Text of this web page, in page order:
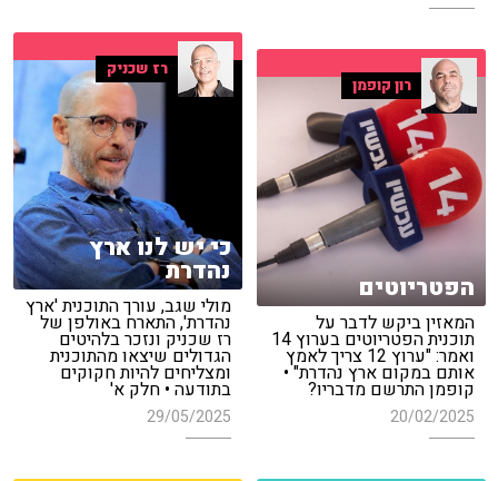
רז שכניק
כי יש לנו ארץ
נהדרת
מולי שגב, עורך התוכנית 'ארץ
נהדרת', התארח באולפן של
רז שכניק ונזכר בלהיטים
הגדולים שיצאו מהתוכנית
ומצליחים להיות חקוקים
בתודעה • חלק א'
29/05/2025
רון קופמן
הפטריוטים
המאזין ביקש לדבר על
תוכנית הפטריוטים בערוץ 14
ואמר: "ערוץ 12 צריך לאמץ
אותם במקום ארץ נהדרת" •
קופמן התרשם מדבריו?
20/02/2025